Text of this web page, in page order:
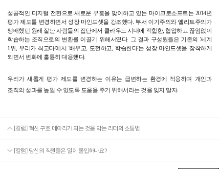
성공적인 디지털 전환으로 새로운 부흥을 맞이하고 있는 마이크로소프트는 2014년
평가 제도를 변경하면서 성장 마인드셋을 강조했다. 부서 이기주의와 엘리트주의가
팽배했던 원래 잘난 사람들의 집단에서 클라우드 시대에 적합한, 협업하고 끊임없이
학습하는 조직으로의 변환를 이끌기 위해서였다. 그 결과 구성원들은 기존의 '세계
1위, 우리가 최고다'에서 '배우고, 도전하고, 학습한다'는 성장 마인드셋을 장착하게
되면서 변화에 훌륭히 대응했다.
우리가 새롭게 평가 제도를 변경하는 이유는 급변하는 환경에 적응하며 개인과
조직의 성과를 높일 수 있도록 도움을 주기 위해서라는 것을 잊지 말자.
[칼럼] 혁신 구호 메아리가 되는 것을 막는 리더의 소통법
[칼럼] 당신의 직원들은 일에 몰입하나요?